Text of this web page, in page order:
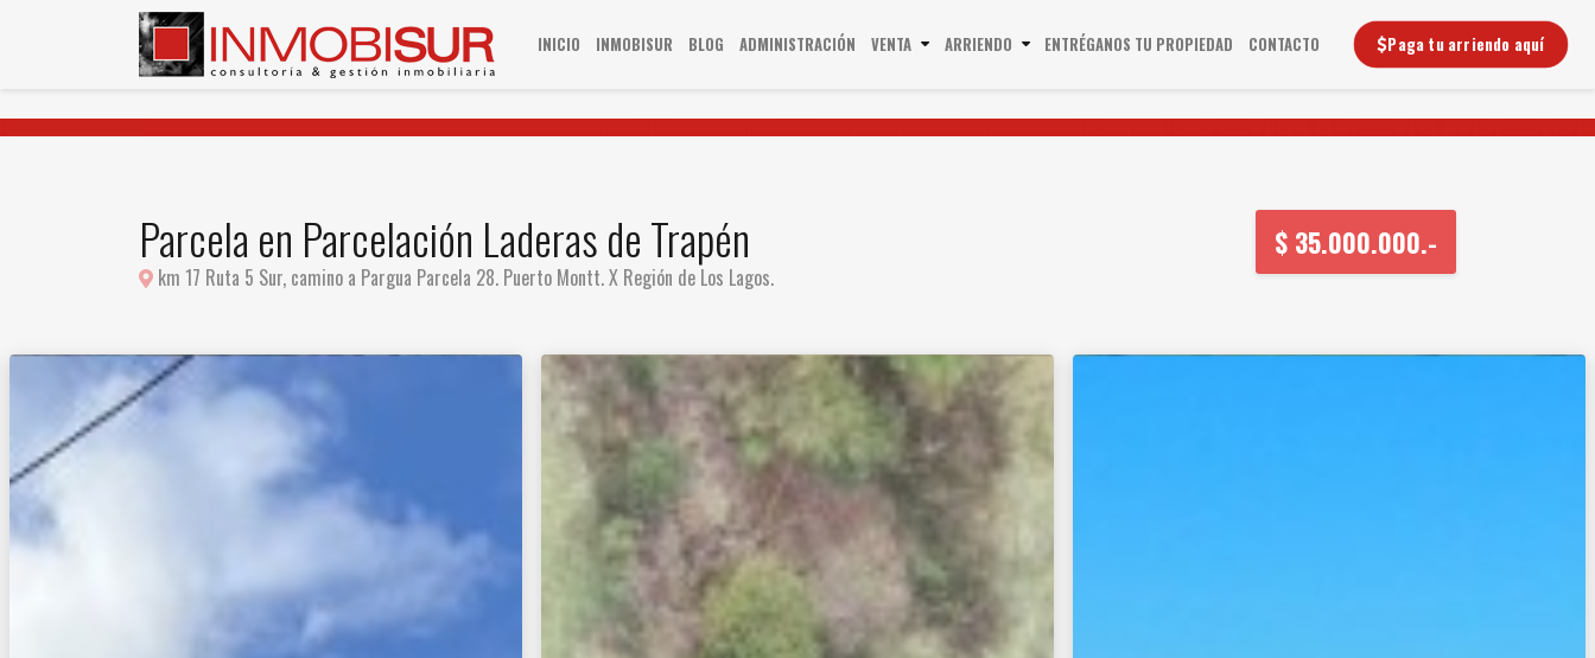
INICIO (CURRENT)
INMOBISUR BLOG ADMINISTRACIÓN VENTA ARRIENDO ENTRÉGANOS TU PROPIEDAD CONTACTO Paga tu arriendo aquí
Parcela en Parcelación Laderas de Trapén
km 17 Ruta 5 Sur, camino a Pargua Parcela 28. Puerto Montt. X Región de Los Lagos.
$ 35.000.000.-